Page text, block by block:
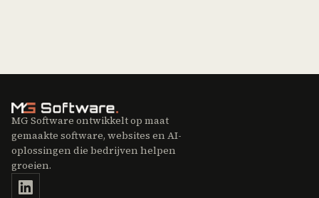
MG Software ontwikkelt op maat
gemaakte software, websites en AI-
oplossingen die bedrijven helpen
groeien.